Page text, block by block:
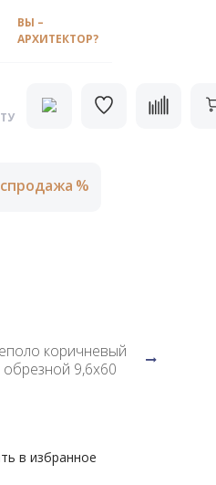
ВЫ –
АРХИТЕКТОР?
коричневый
9,6х60
в избранное